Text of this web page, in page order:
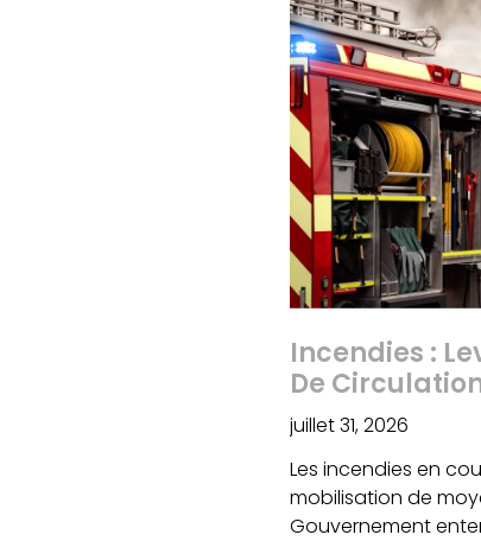
Incendies :
De
juillet 31, 2026
Les incendies en
mobilisation de
Gouvernement